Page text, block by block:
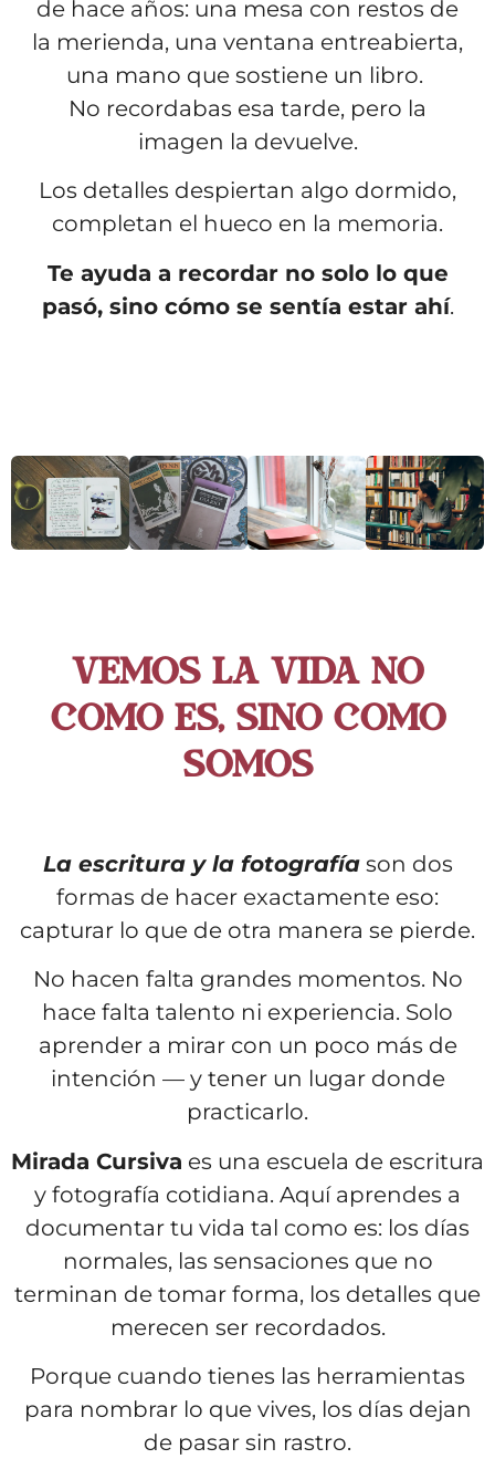
de hace años: una mesa con restos de
la merienda, una ventana entreabierta,
una mano que sostiene un libro.
No recordabas esa tarde, pero la
imagen la devuelve.
Los detalles despiertan algo dormido,
completan el hueco en la memoria.
Te ayuda a recordar no solo lo que
pasó, sino cómo se sentía estar ahí.
Vemos la vida no
como es, sino como
somos
La escritura y la fotografíason dos
formas de hacer exactamente eso:
capturar lo que de otra manera se pierde.
No hacen falta grandes momentos. No
hace falta talento ni experiencia. Solo
aprender a mirar con un poco más de
intención — y tener un lugar donde
practicarlo.
Mirada Cursiva es una escuela de escritura
y fotografía cotidiana. Aquí aprendes a
documentar tu vida tal como es: los días
normales, las sensaciones que no
terminan de tomar forma, los detalles que
merecen ser recordados.
Porque cuando tienes las herramientas
para nombrar lo que vives, los días dejan
de pasar sin rastro.